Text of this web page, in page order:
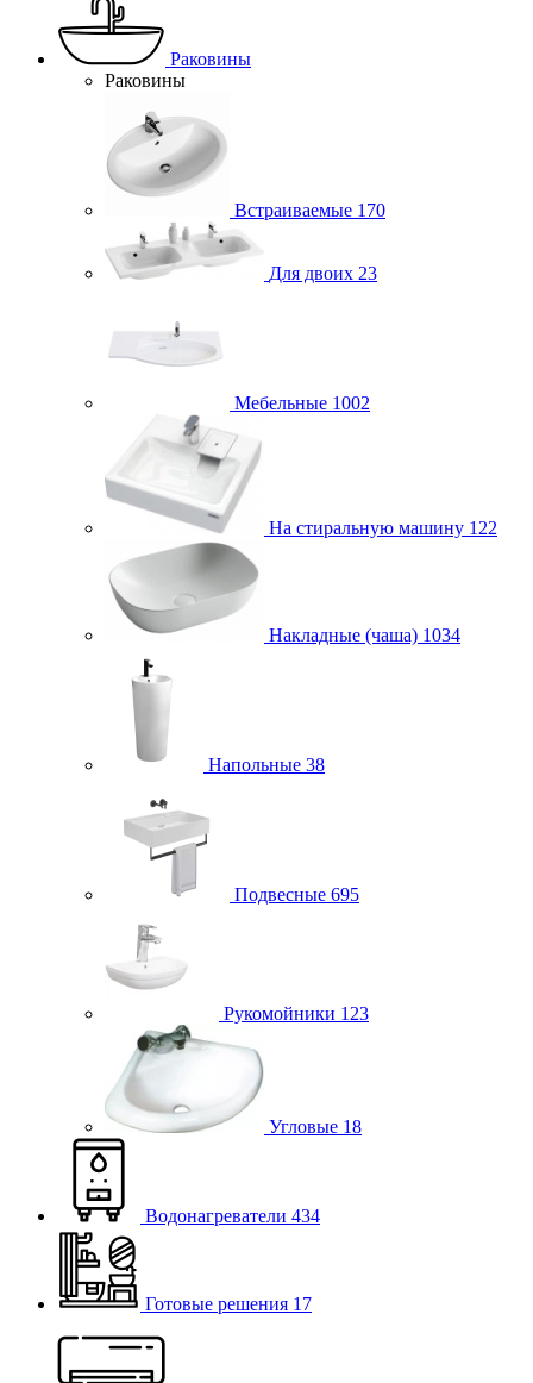
Раковины
Раковины
Встраиваемые 170
Для двоих 23
Мебельные 1002
На стиральную машину 122
Накладные (чаша) 1034
Напольные 38
Подвесные 695
Рукомойники 123
Угловые 18
Водонагреватели 434
Готовые решения 17